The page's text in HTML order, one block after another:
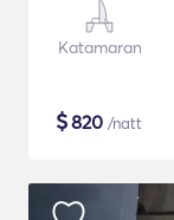
Katamaran
$820 /natt